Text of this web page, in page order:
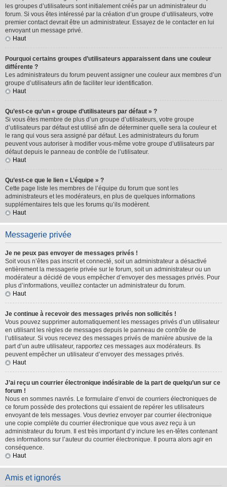
les groupes d’utilisateurs sont initialement créés par un administrateur du
forum. Si vous êtes intéressé par la création d’un groupe d’utilisateurs, votre
premier contact devrait être un administrateur. Essayez de le contacter en lui
envoyant un message privé.
Haut
Pourquoi certains groupes d’utilisateurs apparaissent dans une couleur
différente ?
Les administrateurs du forum peuvent assigner une couleur aux membres d’un
groupe d’utilisateurs afin de faciliter leur identification.
Haut
Qu’est-ce qu’un « groupe d’utilisateurs par défaut » ?
Si vous êtes membre de plus d’un groupe d’utilisateurs, votre groupe
d’utilisateurs par défaut est utilisé afin de déterminer quelle sera la couleur et
le rang qui vous sera assigné par défaut. Les administrateurs du forum
peuvent vous autoriser à modifier vous-même votre groupe d’utilisateurs par
défaut depuis le panneau de contrôle de l’utilisateur.
Haut
Qu’est-ce que le lien « L’équipe » ?
Cette page liste les membres de l’équipe du forum que sont les
administrateurs et les modérateurs, en plus de quelques informations
supplémentaires tels que les forums qu’ils modèrent.
Haut
Messagerie privée
Je ne peux pas envoyer de messages privés !
Soit vous n’êtes pas inscrit et connecté, soit un administrateur a désactivé
entièrement la messagerie privée sur le forum, soit un administrateur ou un
modérateur a décidé de vous empêcher d’envoyer des messages privés. Pour
plus d’informations, veuillez contacter un administrateur du forum.
Haut
Je continue à recevoir des messages privés non sollicités !
Vous pouvez supprimer automatiquement les messages privés d’un utilisateur
en utilisant les règles de messages depuis le panneau de contrôle de
l’utilisateur. Si vous recevez des messages privés de manière abusive de la
part d’un autre utilisateur, rapportez ces messages aux modérateurs. Ils
peuvent empêcher un utilisateur d’envoyer des messages privés.
Haut
J’ai reçu un courrier électronique indésirable de la part de quelqu’un sur ce
forum !
Nous en sommes navrés. Le formulaire d’envoi de courriers électroniques de
ce forum possède des protections qui essaient de repérer les utilisateurs
envoyant de tels messages. Vous devriez envoyer par courrier électronique
une copie complète du courrier électronique que vous avez reçu à un
administrateur du forum. Il est très important d’y inclure les en-têtes contenant
des informations sur l’auteur du courrier électronique. Il pourra alors agir en
conséquence.
Haut
Amis et ignorés